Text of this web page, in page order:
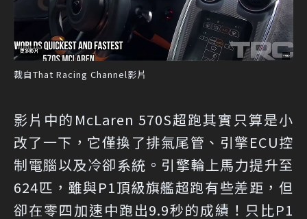
裁自That Racing Channel影片
影片中的McLaren 570S超跑其實只算是小
改了一下，它僅換了排氣尾管、引擎ECU控
制電腦以及冷卻系統。引擎輪上馬力提升至
624匹，雖與P1頂級旗艦超跑有些差距，但
卻在零四加速中跑出9.9秒的成績！只比P1